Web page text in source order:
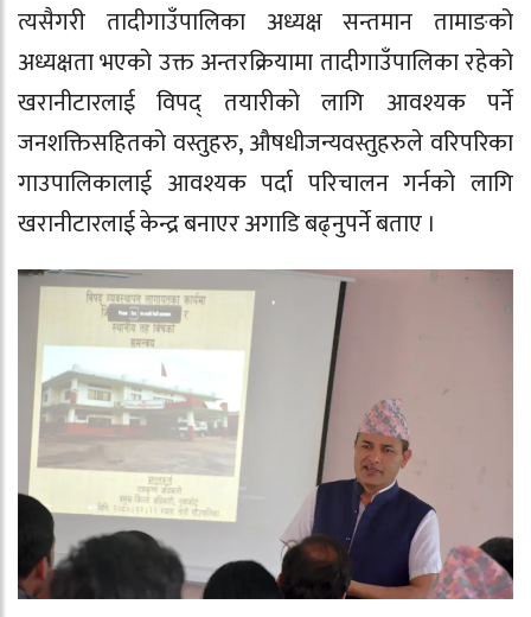
त्यसैगरी तादीगाउँपालिका अध्यक्ष सन्तमान तामाङको
अध्यक्षता भएको उक्त अन्तरक्रियामा तादीगाउँपालिका रहेको
खरानीटारलाई विपद् तयारीको लागि आवश्यक पर्ने
जनशक्तिसहितको वस्तुहरु, औषधीजन्यवस्तुहरुले वरिपरिका
गाउपालिकालाई आवश्यक पर्दा परिचालन गर्नको लागि
खरानीटारलाई केन्द्र बनाएर अगाडि बढ्नुपर्ने बताए ।